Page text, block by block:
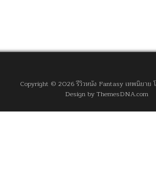
Copyright © 2026 รีวิวหนัง Fantasy เทพนิยาย
Design by ThemesDNA.com